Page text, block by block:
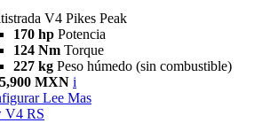
V4 Pikes Peak
170 hp Potencia
124 Nm Torque
227 kg Peso húmedo (sin combustible)
MXN i
Lee Mas
V4 RS